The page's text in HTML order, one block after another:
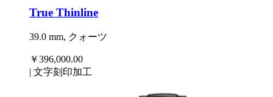
True Thinline
39.0 mm, クォーツ
￥396,000.00
| 文字刻印加工